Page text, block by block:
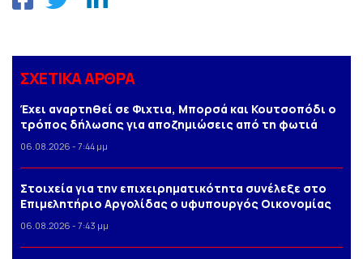
ΣΧΕΤΙΚΑ ΑΡΘΡΑ
Έχει αναρτηθεί σε Φιχτια, Μπορσά και Κουτσοπόδι ο
τρόπος δήλωσης για αποζημιώσεις από τη φωτιά
06.08.2026 - 7:44 μμ
Στοιχεία για την επιχειρηματικότητα συνέλεξε στο
Επιμελητήριο Αργολίδας ο υφυπουργός Οικονομίας
06.08.2026 - 7:43 μμ